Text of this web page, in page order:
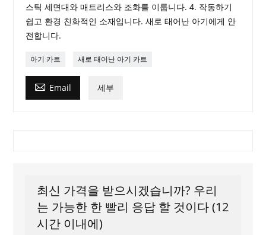
스틱 세면대와 매트리스와 조화를 이룹니다. 4. 작동하기
쉽고 환경 친화적인 소재입니다. 새로 태어난 아기에게 안
전합니다.
아기 카트 새로 태어난 아기 카트
 Email 세부
최신 가격을 받으시겠습니까? 우리
는 가능한 한 빨리 응답 할 것이다 (12
시간 이내에)